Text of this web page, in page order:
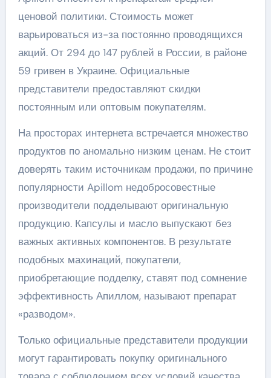
ценовой политики. Стоимость может
варьироваться из-за постоянно проводящихся
акций. От 294 до 147 рублей в России, в районе
59 гривен в Украине. Официальные
представители предоставляют скидки
постоянным или оптовым покупателям.
На просторах интернета встречается множество
продуктов по аномально низким ценам. Не стоит
доверять таким источникам продажи, по причине
популярности Apillom недобросовестные
производители подделывают оригинальную
продукцию. Капсулы и масло выпускают без
важных активных компонентов. В результате
подобных махинаций, покупатели,
приобретающие подделку, ставят под сомнение
эффективность Апиллом, называют препарат
«разводом».
Только официальные представители продукции
могут гарантировать покупку оригинального